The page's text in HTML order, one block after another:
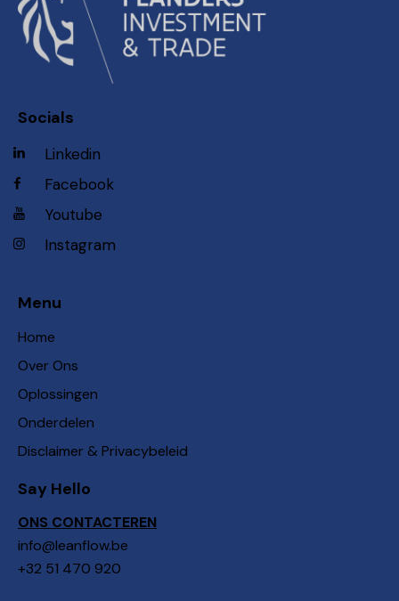
Socials
Linkedin
Facebook
Youtube
Instagram
Menu
Home
Over Ons
Oplossingen
Onderdelen
Disclaimer & Privacybeleid
Say Hello
ONS CONTACTEREN
info@leanflow.be
+32 51 470 920